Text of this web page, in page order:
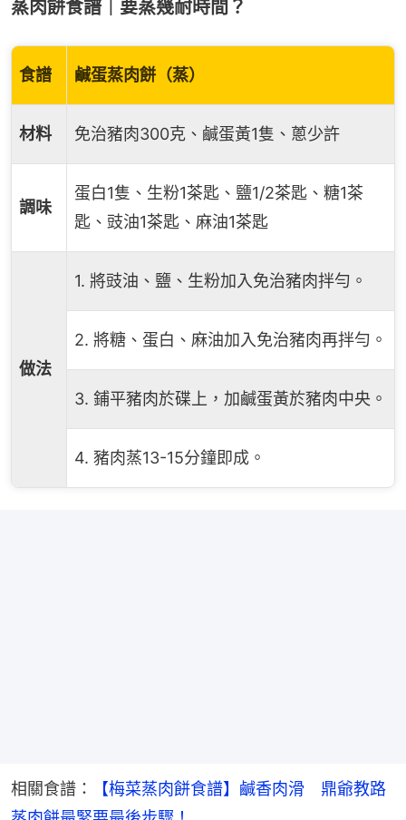
蒸肉餅食譜｜要蒸幾耐時間？
食譜 鹹蛋蒸肉餅（蒸）
材料 免治豬肉300克、鹹蛋黃1隻、蔥少許
調味
蛋白1隻、生粉1茶匙、鹽1/2茶匙、糖1茶
匙、豉油1茶匙、麻油1茶匙
做法
1. 將豉油、鹽、生粉加入免治豬肉拌勻。
2. 將糖、蛋白、麻油加入免治豬肉再拌勻。
3. 鋪平豬肉於碟上，加鹹蛋黃於豬肉中央。
4. 豬肉蒸13-15分鐘即成。
相關食譜：
【梅菜蒸肉餅食譜】鹹香肉滑　鼎爺教路